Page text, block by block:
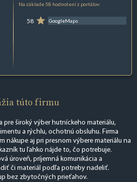
Na základe 58 hodnotení z portálov:
58 GoogleMaps
túto firmu
pre široký výber hutníckeho materiálu,
a rýchlu, ochotnú obsluhu. Firma
nákupe aj pri presnom výbere materiálu na
tu ľahko nájde to, čo potrebuje.
úroveň, príjemná komunikácia a
či materiál podľa potreby nadeliť.
bez zbytočných prieťahov.